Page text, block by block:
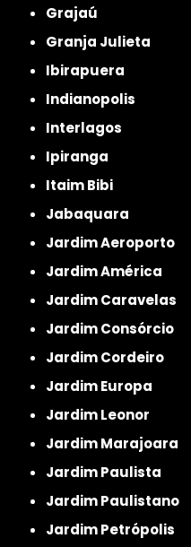
Grajaú
Granja Julieta
Ibirapuera
Indianopolis
Interlagos
Ipiranga
Itaim Bibi
Jabaquara
Jardim Aeroporto
Jardim América
Jardim Caravelas
Jardim Consórcio
Jardim Cordeiro
Jardim Europa
Jardim Leonor
Jardim Marajoara
Jardim Paulista
Jardim Paulistano
Jardim Petrópolis